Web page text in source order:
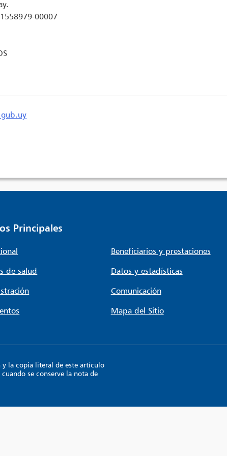
00007
Principales
Beneficiarios y prestaciones
de salud
Datos y estadísticas
Comunicación
Mapa del Sitio
la copia literal de este artículo
se conserve la nota de